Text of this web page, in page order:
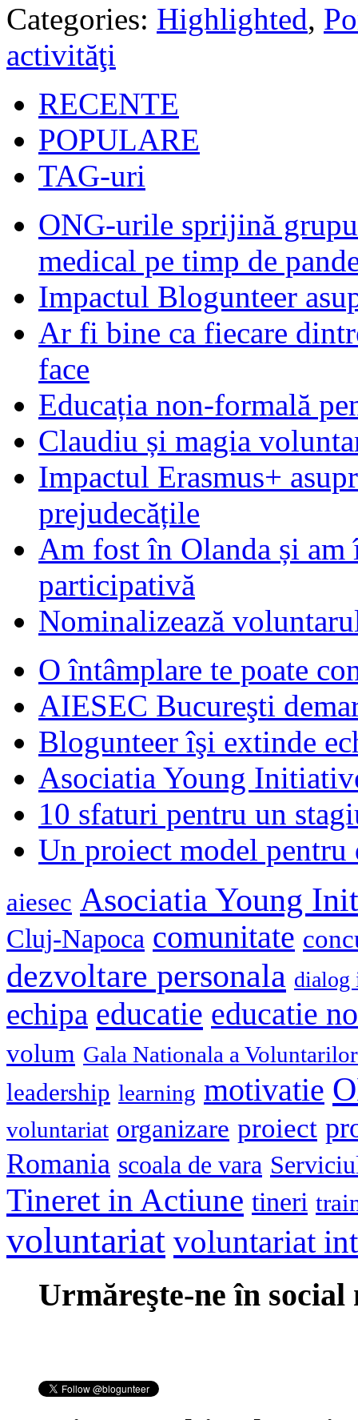
Categories: Highlighted,
activităţi
RECENTE
POPULARE
TAG-uri
ONG-urile sprijină
medical pe timp de
Impactul Blogunteer
Ar fi bine ca fiecare
face
Educația non-formală
Claudiu și magia
Impactul Erasmus+
prejudecățile
Am fost în Olanda și am
participativă
Nominalizează
O întâmplare te poate
AIESEC Bucureşti
Blogunteer îşi extinde
Asociatia Young
10 sfaturi pentru un
Un proiect model
aiesec Asociatia Young
Cluj-Napoca comunitate
dezvoltare personala dialog
echipa educatie educatie
volum Gala Nationala a Voluntarilor
leadership learning motivatie
voluntariat organizare proiect
Romania scoala de vara
Tineret in Actiune tineri
voluntariat voluntariat
Urmăreşte-ne în social